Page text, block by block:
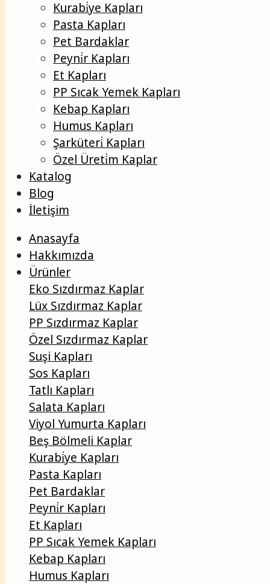
Kurabi̇ye Kapları
Pasta Kapları
Pet Bardaklar
Peyni̇r Kapları
Et Kapları
PP Sıcak Yemek Kapları
Kebap Kapları
Humus Kapları
Şarküteri̇ Kapları
Özel Üreti̇m Kaplar
Katalog
Blog
İletişim
Anasayfa
Hakkımızda
Ürünler
Eko Sızdırmaz Kaplar
Lüx Sızdırmaz Kaplar
PP Sızdırmaz Kaplar
Özel Sızdırmaz Kaplar
Suşi Kapları
Sos Kapları
Tatlı Kapları
Salata Kapları
Viyol Yumurta Kapları
Beş Bölmeli Kaplar
Kurabi̇ye Kapları
Pasta Kapları
Pet Bardaklar
Peyni̇r Kapları
Et Kapları
PP Sıcak Yemek Kapları
Kebap Kapları
Humus Kapları